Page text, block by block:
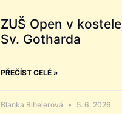
ZUŠ Open v kostele
Sv. Gotharda
PŘEČÍST CELÉ »
Blanka Bihelerová 5. 6. 2026